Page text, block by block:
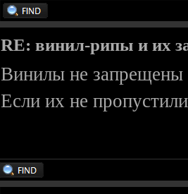
RE: винил-рипы и их
Винилы не запрещены
Если их не